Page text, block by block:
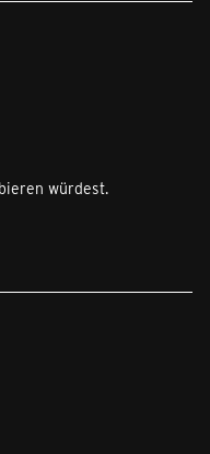
würdest.